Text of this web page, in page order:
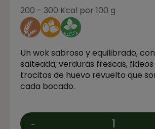
200 - 300 Kcal por 100 g
Un wok sabroso y equilibrado,
salteada, verduras frescas,
trocitos de huevo revuelto que
cada bocado.